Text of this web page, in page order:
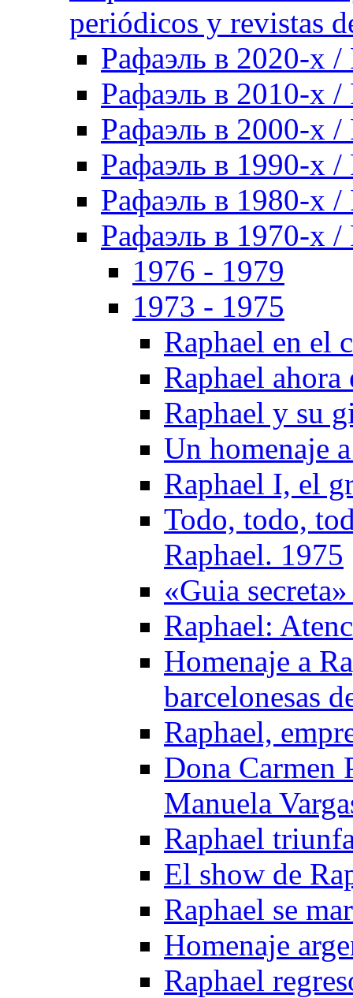
periódicos y revistas
Рафаэль в 2020-х /
Рафаэль в 2010-х /
Рафаэль в 2000-х /
Рафаэль в 1990-х /
Рафаэль в 1980-х /
Рафаэль в 1970-х /
1976 - 1979
1973 - 1975
Raphael en el
Raphael
Raphael y su
Un homenaje
Raphael I, el
Todo, todo,
Raphael. 1975
«Guia
Raphael:
Homenaje a
barcelonesas
Raphael,
Dona Carmen
Manuela
Raphael
El show de
Raphael se
Homenaje
Raphael